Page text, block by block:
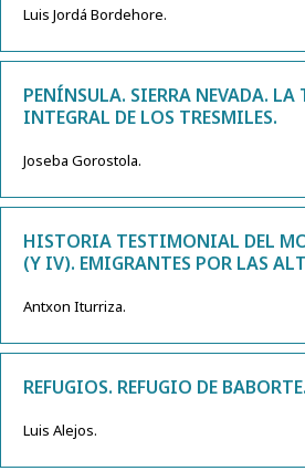
Luis Jordá Bordehore.
PENÍNSULA. SIERRA NEVADA. LA
INTEGRAL DE LOS TRESMILES.
Joseba Gorostola.
HISTORIA TESTIMONIAL DEL
(Y IV). EMIGRANTES POR LAS
Antxon Iturriza.
REFUGIOS. REFUGIO DE BABORTE.
Luis Alejos.